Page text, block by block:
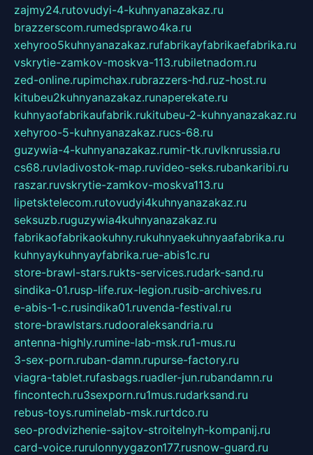
zajmy24.rutovudyi-4-kuhnyanazakaz.ru
brazzerscom.rumedsprawo4ka.ru
xehyroo5kuhnyanazakaz.rufabrikayfabrikaefabrika.ru
vskrytie-zamkov-moskva-113.rubiletnadom.ru
zed-online.rupimchax.rubrazzers-hd.ruz-host.ru
kitubeu2kuhnyanazakaz.runaperekate.ru
kuhnyaofabrikaufabrik.rukitubeu-2-kuhnyanazakaz.ru
xehyroo-5-kuhnyanazakaz.rucs-68.ru
guzywia-4-kuhnyanazakaz.rumir-tk.ruvlknrussia.ru
cs68.ruvladivostok-map.ruvideo-seks.rubankaribi.ru
raszar.ruvskrytie-zamkov-moskva113.ru
lipetsktelecom.rutovudyi4kuhnyanazakaz.ru
seksuzb.ruguzywia4kuhnyanazakaz.ru
fabrikaofabrikaokuhny.rukuhnyaekuhnyaafabrika.ru
kuhnyaykuhnyayfabrika.rue-abis1c.ru
store-brawl-stars.rukts-services.rudark-sand.ru
sindika-01.rusp-life.rux-legion.rusib-archives.ru
e-abis-1-c.rusindika01.ruvenda-festival.ru
store-brawlstars.rudooraleksandria.ru
antenna-highly.rumine-lab-msk.ru1-mus.ru
3-sex-porn.ruban-damn.rupurse-factory.ru
viagra-tablet.rufasbags.ruadler-jun.rubandamn.ru
fincontech.ru3sexporn.ru1mus.rudarksand.ru
rebus-toys.ruminelab-msk.rurtdco.ru
seo-prodvizhenie-sajtov-stroitelnyh-kompanij.ru
card-voice.rurulonnyygazon177.rusnow-guard.ru